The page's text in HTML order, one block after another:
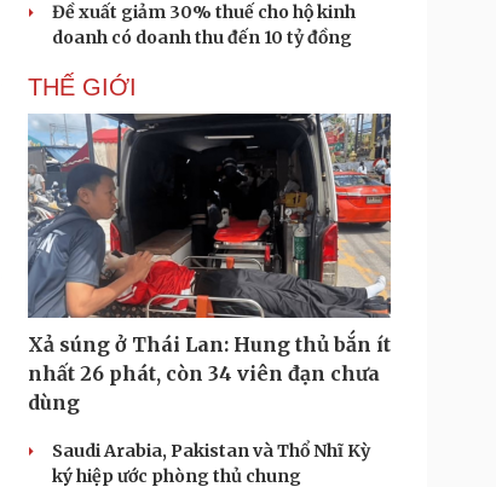
Đề xuất giảm 30% thuế cho hộ kinh
doanh có doanh thu đến 10 tỷ đồng
THẾ GIỚI
Xả súng ở Thái Lan: Hung thủ bắn ít
nhất 26 phát, còn 34 viên đạn chưa
dùng
Saudi Arabia, Pakistan và Thổ Nhĩ Kỳ
ký hiệp ước phòng thủ chung